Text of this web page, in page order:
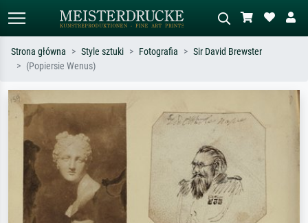
Szukaj wg artysty, tytułu lub stylu – np.
Monet, Gwiaździsta noc,
impresjonizm, fala Hokusaia, akt.
abstrakcja z czerwienią, ciemny olej,
stojący akt obok drzewa.
Strona główna Style sztuki Fotografia
Sir David Brewster
(Popiersie Wenus)